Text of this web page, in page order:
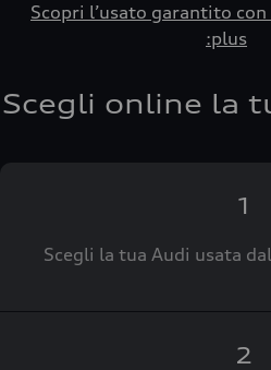
Scopri l’usato garantito
:plus
Scegli online la
1
Scegli la tua Audi usata
2